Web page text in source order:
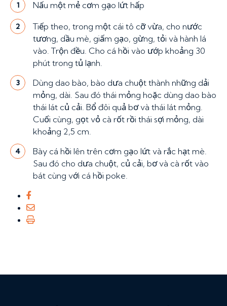
1 Nấu một mẻ cơm gạo lứt hấp
2
Tiếp theo, trong một cái tô cỡ vừa, cho nước
tương, dầu mè, giấm gạo, gừng, tỏi và hành lá
vào. Trộn đều. Cho cá hồi vào ướp khoảng 30
phút trong tủ lạnh.
3
Dùng dao bào, bào dưa chuột thành những dải
mỏng, dài. Sau đó thái mỏng hoặc dùng dao bào
thái lát củ cải. Bổ đôi quả bơ và thái lát mỏng.
Cuối cùng, gọt vỏ cà rốt rồi thái sợi mỏng, dài
khoảng 2,5 cm.
4
Bày cá hồi lên trên cơm gạo lứt và rắc hạt mè.
Sau đó cho dưa chuột, củ cải, bơ và cà rốt vào
bát cùng với cá hồi poke.